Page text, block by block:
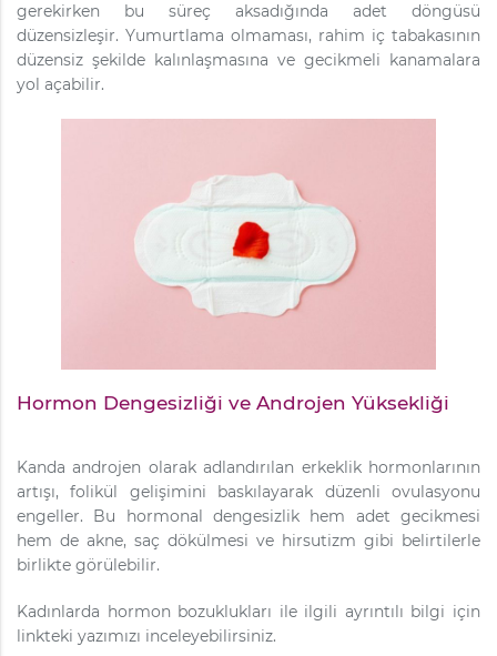
gerekirken bu süreç aksadığında adet döngüsü
düzensizleşir. Yumurtlama olmaması, rahim iç tabakasının
düzensiz şekilde kalınlaşmasına ve gecikmeli kanamalara
yol açabilir.
Hormon Dengesizliği ve Androjen Yüksekliği
Kanda androjen olarak adlandırılan erkeklik hormonlarının
artışı, folikül gelişimini baskılayarak düzenli ovulasyonu
engeller. Bu hormonal dengesizlik hem adet gecikmesi
hem de akne, saç dökülmesi ve hirsutizm gibi belirtilerle
birlikte görülebilir.
Kadınlarda hormon bozuklukları ile ilgili ayrıntılı bilgi için
linkteki yazımızı inceleyebilirsiniz.